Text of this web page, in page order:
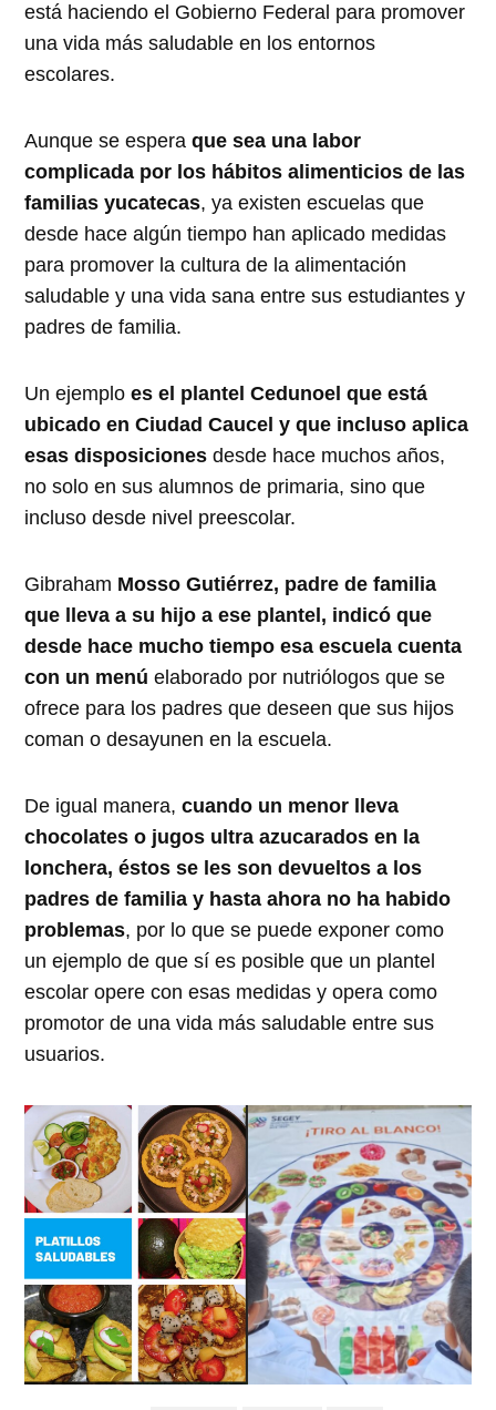
está haciendo el Gobierno Federal para promover
una vida más saludable en los entornos
escolares.
Aunque se esperaque sea una labor
complicada por los hábitos alimenticios de las
familias yucatecas, ya existen escuelas que
desde hace algún tiempo han aplicado medidas
para promover la cultura de la alimentación
saludable y una vida sana entre sus estudiantes y
padres de familia.
Un ejemploes el plantel Cedunoel que está
ubicado en Ciudad Caucel y que incluso aplica
esas disposiciones desde hace muchos años,
no solo en sus alumnos de primaria, sino que
incluso desde nivel preescolar.
Gibraham Mosso Gutiérrez, padre de familia
que lleva a su hijo a ese plantel, indicó que
desde hace mucho tiempo esa escuela cuenta
con un menúelaborado por nutriólogos que se
ofrece para los padres que deseen que sus hijos
coman o desayunen en la escuela.
De igual manera, cuando un menor lleva
chocolates o jugos ultra azucarados en la
lonchera, éstos se les son devueltos a los
padres de familia y hasta ahora no ha habido
problemas, por lo que se puede exponer como
un ejemplo de que sí es posible que un plantel
escolar opere con esas medidas y opera como
promotor de una vida más saludable entre sus
usuarios.